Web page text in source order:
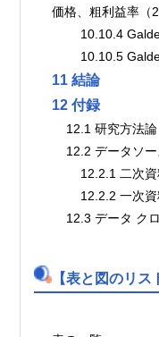
価格、粗利益率（
10.10.5
11 結論
12 付録
    12.1 研究方法論
12.2 データソ
12.2.1 二次
12.2.2 一次
12.3 データ
【表と図のリス